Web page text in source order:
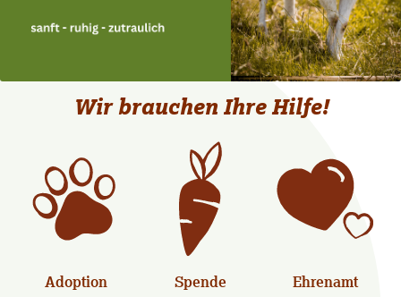
Wir brauchen Ihre Hilfe!
Adoption Spende Ehrenamt